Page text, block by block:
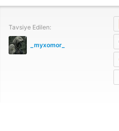
Tavsiye Edilen:
_myxomor_